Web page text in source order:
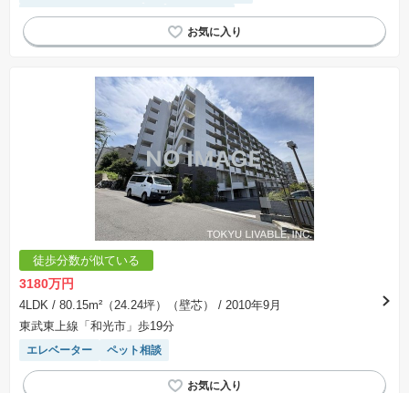
モニター付きインターホン
浴室乾燥機
徒歩分数が似ている
3180万円
4LDK / 80.15m²（24.24坪）（壁芯）
/ 2010年9月
東武東上線「和光市」歩19分
エレベーター ペット相談